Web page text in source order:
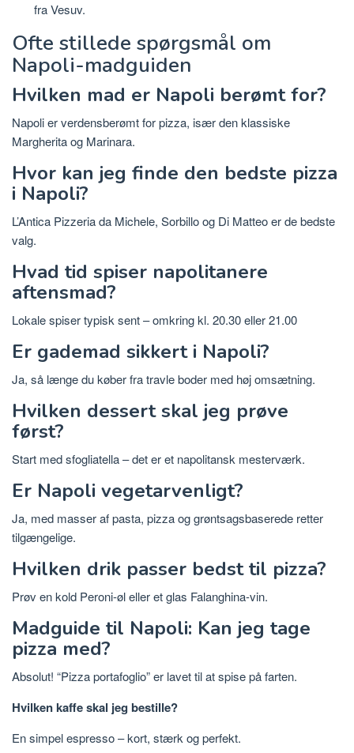
fra Vesuv.
Ofte stillede spørgsmål om
Napoli-madguiden
Hvilken mad er Napoli berømt for?
Napoli er verdensberømt for pizza, især den klassiske
Margherita og Marinara.
Hvor kan jeg finde den bedste pizza
i Napoli?
L’Antica Pizzeria da Michele, Sorbillo og Di Matteo er de bedste
valg.
Hvad tid spiser napolitanere
aftensmad?
Lokale spiser typisk sent – ​​omkring kl. 20.30 eller 21.00
Er gademad sikkert i Napoli?
Ja, så længe du køber fra travle boder med høj omsætning.
Hvilken dessert skal jeg prøve
først?
Start med sfogliatella – det er et napolitansk mesterværk.
Er Napoli vegetarvenligt?
Ja, med masser af pasta, pizza og grøntsagsbaserede retter
tilgængelige.
Hvilken drik passer bedst til pizza?
Prøv en kold Peroni-øl eller et glas Falanghina-vin.
Madguide til Napoli: Kan jeg tage
pizza med?
Absolut! “Pizza portafoglio” er lavet til at spise på farten.
Hvilken kaffe skal jeg bestille?
En simpel espresso – kort, stærk og perfekt.